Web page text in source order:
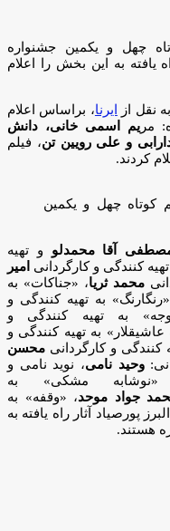
چهل و یکمین جشنواره
یافته به این بخش را اعلام
به نقل از ایرنا، براساس اعلام
مریم اسمی خانی، دانش
و علی رویین تن، فیلم
کردند.
کوتاه چهل و یکمین
آقا محمدلو و تهیه
تهیه کنندگی و کارگردانی امیر
محمد ثریا، «جناکات» به
به تهیه کنندگی و
به تهیه کنندگی و
عاشیقلار» به تهیه کنندگی و
کنندگی و کارگردانی محسن
وحید نامی، نوید نامی و
مشکی» به
جواد موحد، «وقفه» به
پورصیاد آثار راه یافته به
هستند.